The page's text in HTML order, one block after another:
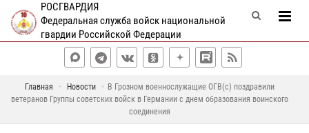
РОСГВАРДИЯ
Федеральная служба войск национальной
гвардии Российской Федерации
Главная Новости
В Грозном военнослужащие ОГВ(с) поздравили
ветеранов Группы советских войск в Германии с днем образования воинского
соединения